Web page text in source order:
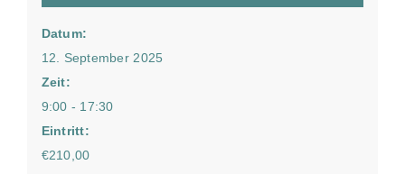
Datum:
12. September 2025
Zeit:
9:00 - 17:30
Eintritt:
€210,00